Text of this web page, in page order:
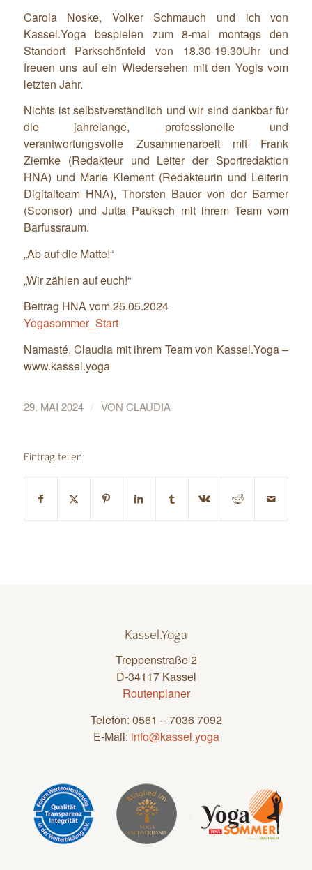
Carola Noske, Volker Schmauch und ich von
Kassel.Yoga bespielen zum 8-mal montags den
Standort Parkschönfeld von 18.30-19.30Uhr und
freuen uns auf ein Wiedersehen mit den Yogis vom
letzten Jahr.
Nichts ist selbstverständlich und wir sind dankbar für
die jahrelange, professionelle und
verantwortungsvolle Zusammenarbeit mit Frank
Ziemke (Redakteur und Leiter der Sportredaktion
HNA) und Marie Klement (Redakteurin und Leiterin
Digitalteam HNA), Thorsten Bauer von der Barmer
(Sponsor) und Jutta Pauksch mit ihrem Team vom
Barfussraum.
„Ab auf die Matte!“
„Wir zählen auf euch!“
Beitrag HNA vom 25.05.2024
Yogasommer_Start
Namasté, Claudia mit ihrem Team von Kassel.Yoga –
www.kassel.yoga
29. MAI 2024 / VON CLAUDIA
Eintrag teilen
Kassel.Yoga
Treppenstraße 2
D-34117 Kassel
Routenplaner
Telefon: 0561 – 7036 7092
E-Mail: info@kassel.yoga